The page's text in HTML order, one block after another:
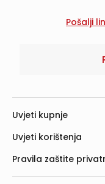
Uvjeti kupnje
Uvjeti korištenja
Pravila zaštite